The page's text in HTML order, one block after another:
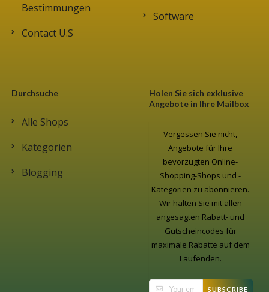
Bestimmungen
Contact U.S
Software
Durchsuche
Alle Shops
Kategorien
Blogging
Holen Sie sich exklusive
Angebote in Ihre Mailbox
Vergessen Sie nicht,
Angebote für Ihre
bevorzugten Online-
Shopping-Shops und -
Kategorien zu abonnieren.
Wir halten Sie mit allen
angesagten Rabatt- und
Gutscheincodes für
maximale Rabatte auf dem
Laufenden.
SUBSCRIBE